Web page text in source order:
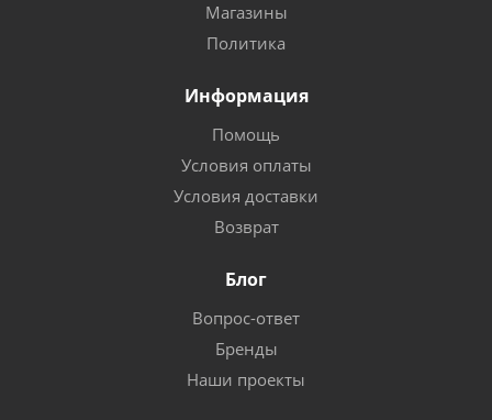
Магазины
Политика
Информация
Помощь
Условия оплаты
Условия доставки
Возврат
Блог
Вопрос-ответ
Бренды
Наши проекты